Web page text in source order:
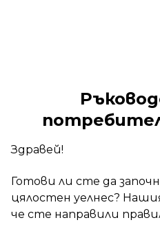
Здравей!
Готови ли сте да
цялостен уелнес?
че сте направили